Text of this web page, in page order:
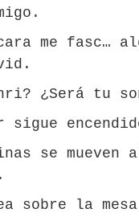
me fasc…
¿Será tu
se mueven
sobre la